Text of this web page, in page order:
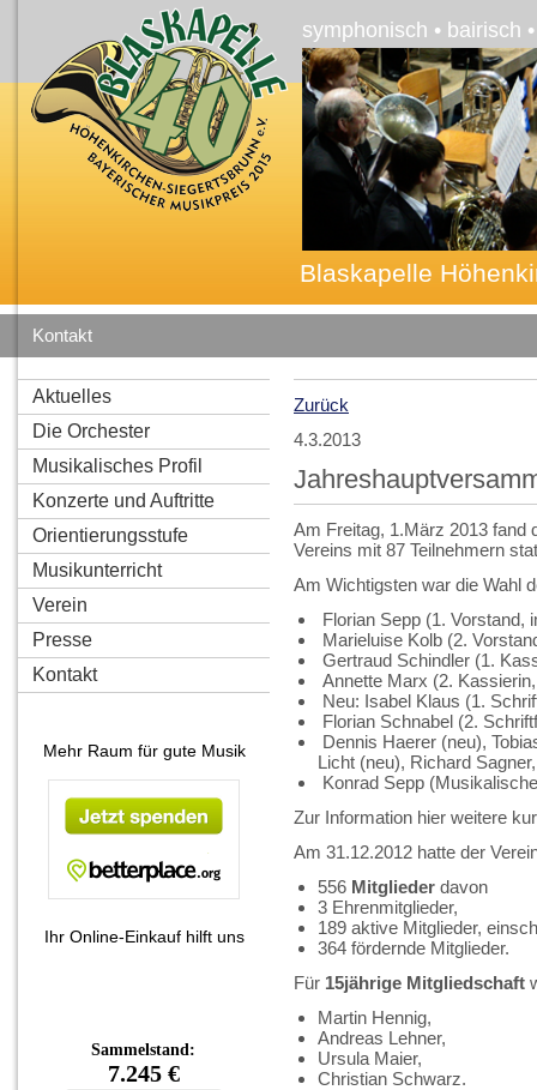
symphonisch • bairisch
Blaskapelle
Kontakt
Aktuelles
Die Orchester
Musikalisches Profil
Konzerte und Auftritte
Orientierungsstufe
Musikunterricht
Verein
Presse
Kontakt
Mehr Raum für gute Musik
Ihr Online-Einkauf hilft uns
Zurück
4.3.2013
Am Freitag, 1.März 2013 fand
Vereins mit 87 Teilnehmern
Am Wichtigsten war die Wahl
Florian Sepp (1. Vorstand,
Marieluise Kolb (2.
Gertraud Schindler (1.
Annette Marx (2.
Neu: Isabel Klaus (1.
Florian Schnabel (2.
Dennis Haerer (neu),
Licht (neu), Richard
Konrad Sepp
Zur Information hier weitere
Am 31.12.2012 hatte der
556 Mitglieder davon
3 Ehrenmitglieder,
189 aktive Mitglieder,
364 fördernde Mitglieder.
Für 15jährige Mitgliedschaft
Martin Hennig,
Andreas Lehner,
Ursula Maier,
Christian Schwarz.